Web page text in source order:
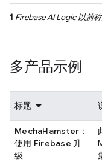
1 Firebase AI Logic以前称
多产品示例
标题
MechaHamster：
使用 Firebase 升
级